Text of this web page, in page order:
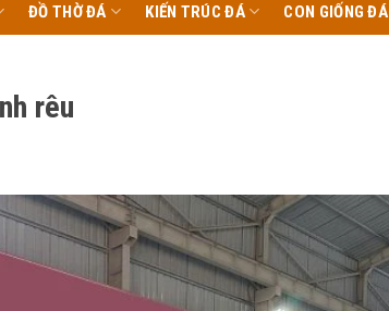
ĐỒ THỜ ĐÁ KIẾN TRÚC ĐÁ CON GIỐNG ĐÁ
rêu